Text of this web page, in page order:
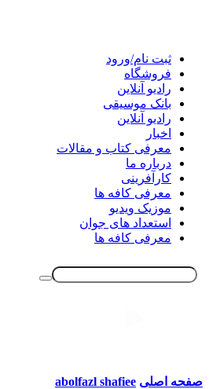
ثبت نام/ورود
فروشگاه
رادیو آنلاین
بانک موسیقی
رادیو آنلاین
اخبار
معرفی کتاب و مقالات
درباره ما
کارآفرینی
معرفی کافه ها
موزیک ویدیو
استعداد های جوان
معرفی کافه ها
صفحه اصلی abolfazl shafiee